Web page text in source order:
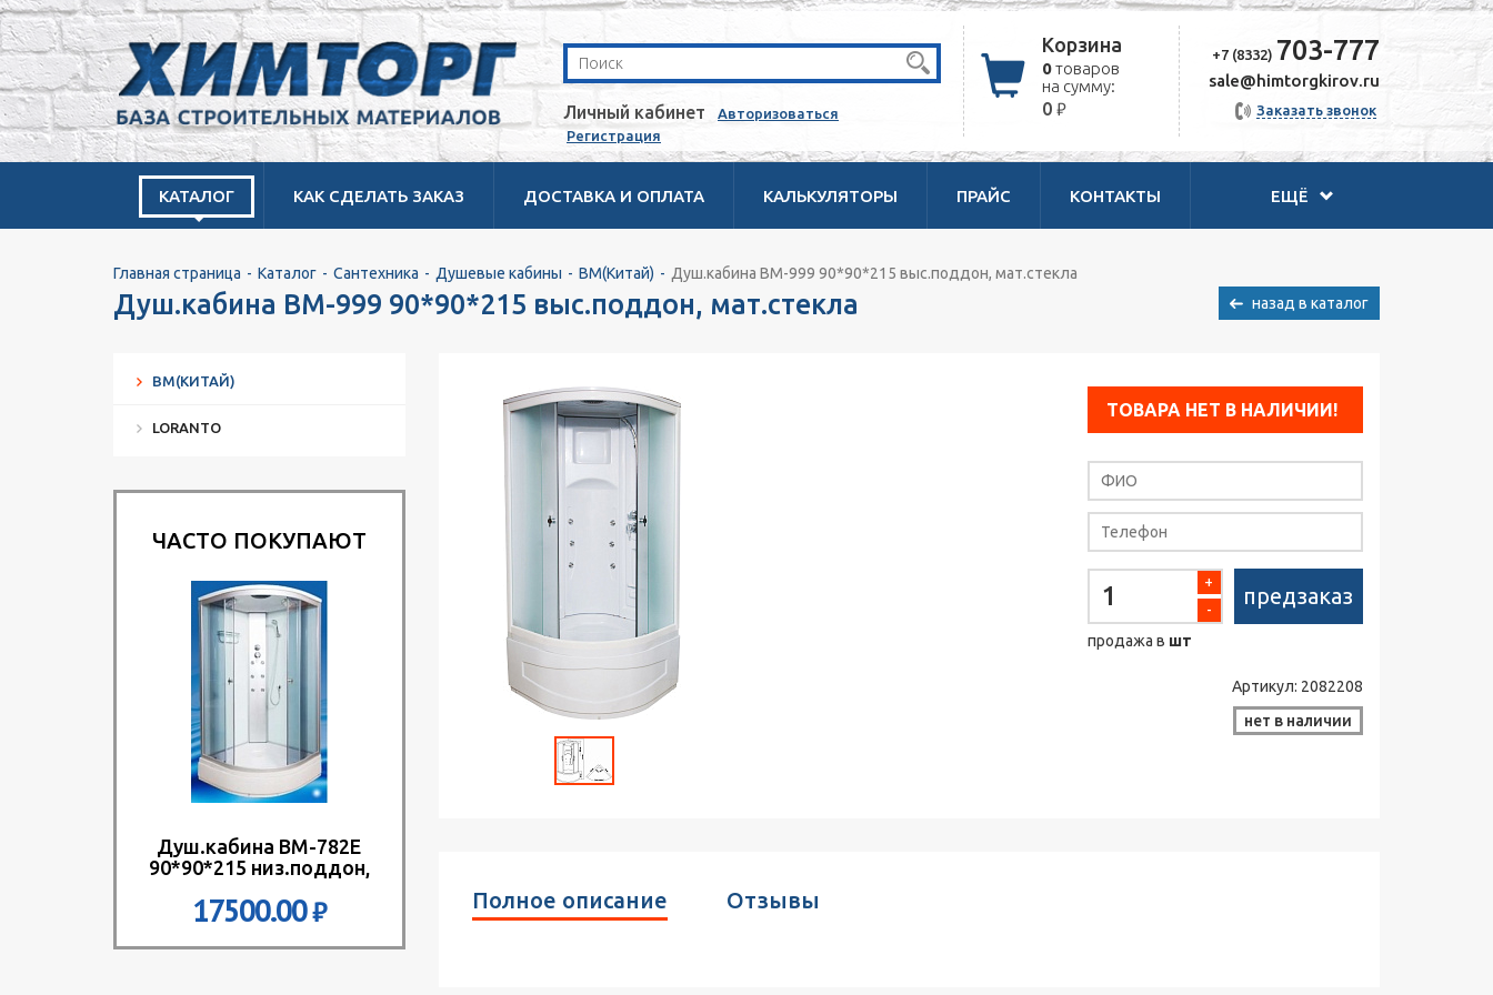
Личный кабинет
Авторизоваться
Регистрация
Корзина
0товаров
на сумму:
0 ₽
+7 (8332) 703-777
sale@himtorgkirov.ru
Заказать звонок
КАТАЛОГ КАК СДЕЛАТЬ ЗАКАЗ ДОСТАВКА И ОПЛАТА КАЛЬКУЛЯТОРЫ ПРАЙС КОНТАКТЫ ЕЩЁ
Главная страница Каталог Сантехника Душевые кабины BM(Китай) Душ.кабина ВМ-999 90*90*215 выс.поддон, мат.стекла
Душ.кабина ВМ-999 90*90*215 выс.поддон, мат.стекла назад в каталог
BM(КИТАЙ)
LORANTO
ЧАСТО ПОКУПАЮТ
Душ.кабина ВМ-782Е
90*90*215 низ.поддон,
17500.00₽
ТОВАРА НЕТ В НАЛИЧИИ!
-
+
продажа в шт
предзаказ
Артикул: 2082208
нет в наличии
Полное описание Отзывы